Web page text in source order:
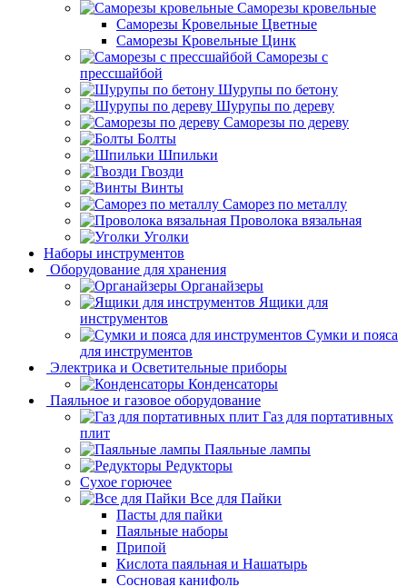
Саморезы кровельные
Саморезы Кровельные Цветные
Саморезы Кровельные Цинк
Саморезы с
прессшайбой
Шурупы по бетону
Шурупы по дереву
Саморезы по дереву
Болты
Шпильки
Гвозди
Винты
Саморез по металлу
Проволока вязальная
Уголки
Наборы инструментов
Оборудование для хранения
Органайзеры
Ящики для
инструментов
Сумки и пояса
для инструментов
Электрика и Осветительные приборы
Конденсаторы
Паяльное и газовое оборудование
Газ для портативных
плит
Паяльные лампы
Редукторы
Сухое горючее
Все для Пайки
Пасты для пайки
Паяльные наборы
Припой
Кислота паяльная и Нашатырь
Сосновая канифоль